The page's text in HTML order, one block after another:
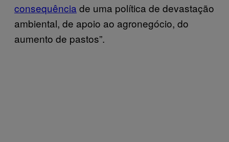
consequência de uma política de devastação
ambiental, de apoio ao agronegócio, do
aumento de pastos”.